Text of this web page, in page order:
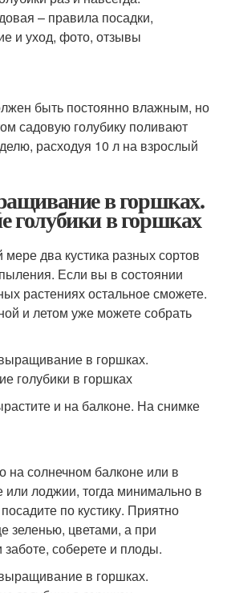
быть постоянно влажным, но
садовую голубику поливают
расходуя 10 л на взрослый
в горшках.
в горшках
два кустика разных сортов
Если вы в состоянии
растениях остальное сможете.
и летом уже можете собрать
и на балконе. На снимке
на солнечном балконе или в
или лоджии, тогда минимально в
по кустику. Приятно
зеленью, цветами, а при
соберете и плоды.